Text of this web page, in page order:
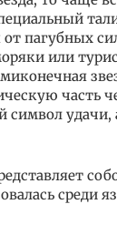
пагубных
или
часть
символ удачи,
среди